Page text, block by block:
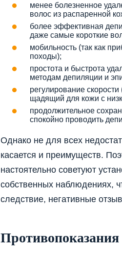
менее болезненное
волос из распаренной
более эффективная
даже самые короткие
мобильность (так как
походы);
простота и быстрота
методам депиляции и
регулирование
щадящий для кожи с
продолжительное
спокойно проводить
Однако не для всех
касается и преимуществ.
настоятельно советуют
собственных наблюдениях,
следствие, негативные